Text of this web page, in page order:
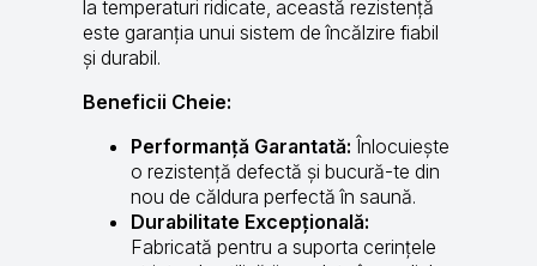
la temperaturi ridicate, această rezistență
este garanția unui sistem de încălzire fiabil
și durabil.
Beneficii Cheie:
Performanță Garantată: Înlocuiește
o rezistență defectă și bucură-te din
nou de căldura perfectă în saună.
Durabilitate Excepțională:
Fabricată pentru a suporta cerințele